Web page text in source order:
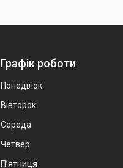
Графік роботи
Понеділок
Вівторок
Середа
Четвер
Пʼятниця